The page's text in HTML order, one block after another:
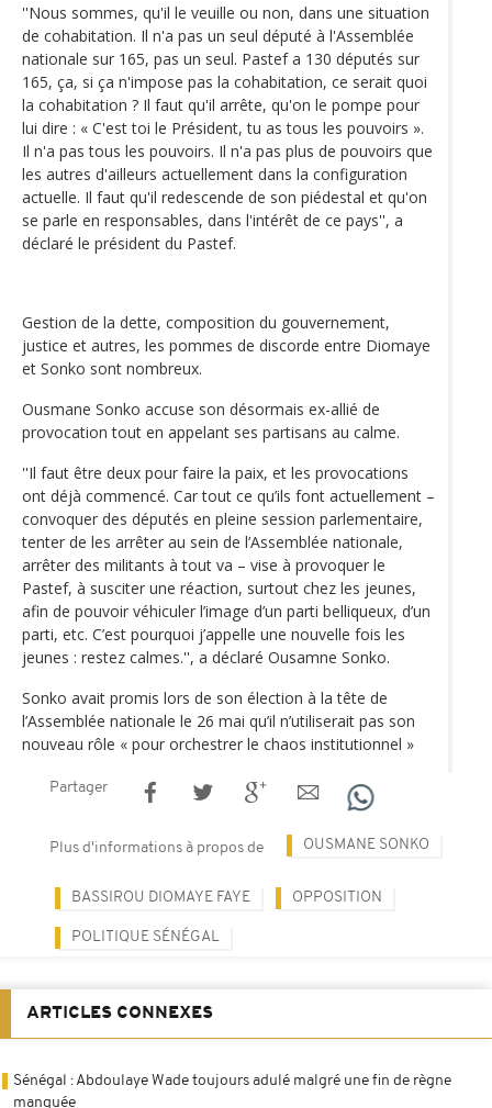
''Nous sommes, qu'il le veuille ou non, dans une situation
de cohabitation. Il n'a pas un seul député à l'Assemblée
nationale sur 165, pas un seul. Pastef a 130 députés sur
165, ça, si ça n'impose pas la cohabitation, ce serait quoi
la cohabitation ? Il faut qu'il arrête, qu'on le pompe pour
lui dire : « C'est toi le Président, tu as tous les pouvoirs ».
Il n'a pas tous les pouvoirs. Il n'a pas plus de pouvoirs que
les autres d'ailleurs actuellement dans la configuration
actuelle. Il faut qu'il redescende de son piédestal et qu'on
se parle en responsables, dans l'intérêt de ce pays'', a
déclaré le président du Pastef.
Gestion de la dette, composition du gouvernement,
justice et autres, les pommes de discorde entre Diomaye
et Sonko sont nombreux.
Ousmane Sonko accuse son désormais ex-allié de
provocation tout en appelant ses partisans au calme.
''Il faut être deux pour faire la paix, et les provocations
ont déjà commencé. Car tout ce qu’ils font actuellement –
convoquer des députés en pleine session parlementaire,
tenter de les arrêter au sein de l’Assemblée nationale,
arrêter des militants à tout va – vise à provoquer le
Pastef, à susciter une réaction, surtout chez les jeunes,
afin de pouvoir véhiculer l’image d’un parti belliqueux, d’un
parti, etc. C’est pourquoi j’appelle une nouvelle fois les
jeunes : restez calmes.'', a déclaré Ousamne Sonko.
Sonko avait promis lors de son élection à la tête de
l’Assemblée nationale le 26 mai qu’il n’utiliserait pas son
nouveau rôle « pour orchestrer le chaos institutionnel »
Partager
Plus d'informations à propos de OUSMANE SONKO
BASSIROU DIOMAYE FAYE OPPOSITION
POLITIQUE SÉNÉGAL
ARTICLES CONNEXES
Sénégal : Abdoulaye Wade toujours adulé malgré une fin de règne
manquée